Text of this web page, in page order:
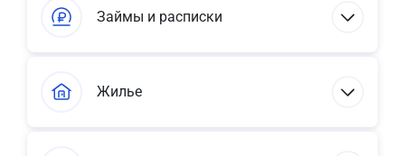
Займы и расписки
Жилье